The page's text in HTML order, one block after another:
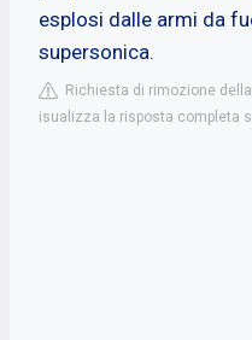
esplosi dalle armi da
supersonica.
Richiesta di rimozione
isualizza la risposta completa